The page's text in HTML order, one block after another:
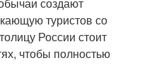
туристов со
России стоит
чтобы полностью